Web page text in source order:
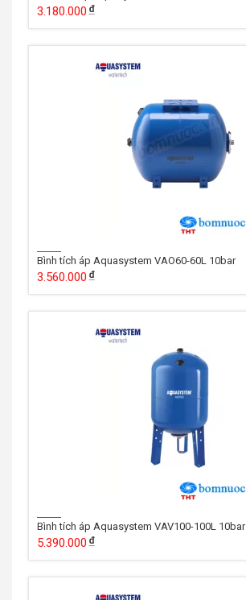
3.180.000
Bình tích áp Aquasystem VAO60-60L 10bar
3.560.000
Bình tích áp Aquasystem VAV100-100L 10bar
5.390.000